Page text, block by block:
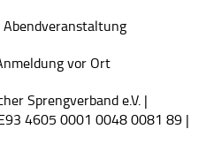
Abendveranstaltung
vor Ort
Sprengverband e.V. |
4605 0001 0048 0081 89 |